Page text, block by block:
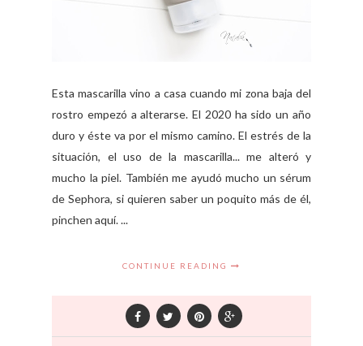
Esta mascarilla vino a casa cuando mi zona baja del
rostro empezó a alterarse. El 2020 ha sido un año
duro y éste va por el mismo camino. El estrés de la
situación, el uso de la mascarilla... me alteró y
mucho la piel. También me ayudó mucho un sérum
de Sephora, si quieren saber un poquito más de él,
pinchen aquí. ...
CONTINUE READING